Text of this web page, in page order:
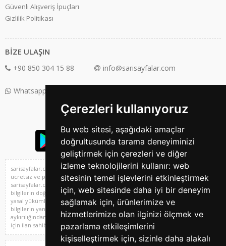
Çerezleri kullanıyoruz
Bu web sitesi, aşağıdaki amaçlar
doğrultusunda tarama deneyiminizi
geliştirmek için çerezleri ve diğer
izleme teknolojilerini kullanır: web
sitesinin temel işlevlerini etkinleştirmek
için, web sitesinde daha iyi bir deneyim
sağlamak için, ürünlerimize ve
hizmetlerimize olan ilginizi ölçmek ve
pazarlama etkileşimlerini
kişiselleştirmek için, sizinle daha alakalı
Güvenli Alışveriş İpuçları
Gizlilik Politikası
BİZE ULAŞIN
+90 850 304 15 88 info@sarisayfalar.com
Whatsapp Destek: +90 850 304 15 88
sarisayfalar.com Türkiye^'nin sıfır ve 2. el araba, emlak, vasıta, iş ilanları,
ücretsiz ve profesyone ilan sitesi ve 2. el alışveriş platformu,
sarisayfalar.com'da yer alan kullanıcıların oluşturduğu tüm içerik, görüş ve
bilgilerin doğruluğu, eksiksiz ve değişmez olduğu, yayınlanması ile ilgili
yasal yükümlülükler içeriği oluşturan kullanıcıya aittir. Bu içeriğin, görüş ve
bilgilerin yanlışlık, eksiklik veya yasalarla düzenlenmiş kurallara
aykırılığından sarisayfalar.com hiçbir şekilde sorumlu değildir. Sorularınız
için ilan sahibi ile irtibata geçebilirsiniz.